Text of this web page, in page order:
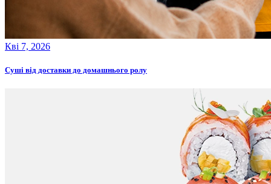
Кві 7, 2026
Суші від доставки до домашнього ролу